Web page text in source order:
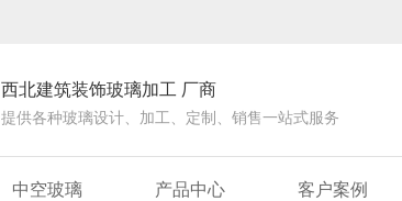
西北建筑装饰玻璃加工 厂商
提供各种玻璃设计、加工、定制、销售一站式服务
中空玻璃 产品中心 客户案例